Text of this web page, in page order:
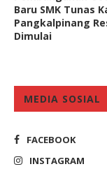
Baru SMK Tunas
Pangkalpinang
Dimulai
MEDIA SOSIAL
FACEBOOK
INSTAGRAM